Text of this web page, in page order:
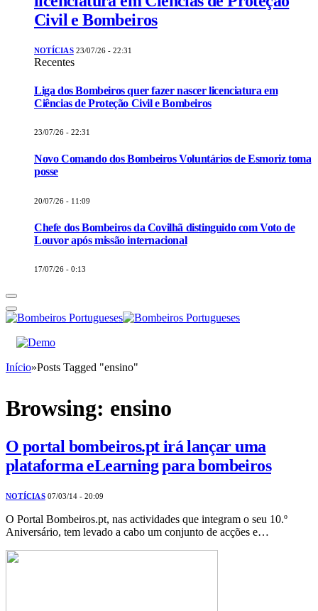
Civil e Bombeiros
NOTÍCIAS 23/07/26 - 22:31
Recentes
Liga dos Bombeiros quer fazer nascer licenciatura em
Ciências de Proteção Civil e Bombeiros
23/07/26 - 22:31
Novo Comando dos Bombeiros Voluntários de Esmoriz toma
posse
20/07/26 - 11:09
Chefe dos Bombeiros da Covilhã distinguido com Voto de
Louvor após missão internacional
17/07/26 - 0:13
Início»Posts Tagged "ensino"
Browsing: ensino
O portal bombeiros.pt irá lançar uma
plataforma eLearning para bombeiros
NOTÍCIAS 07/03/14 - 20:09
O Portal Bombeiros.pt, nas actividades que integram o seu 10.º
Aniversário, tem levado a cabo um conjunto de acções e…